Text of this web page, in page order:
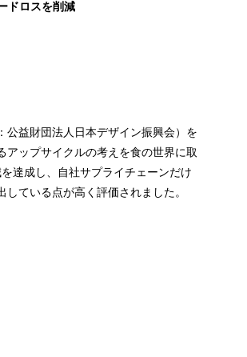
ドロスを削減
公益財団法人日本デザイン振興会）を
ップサイクルの考えを食の世界に取
達成し、自社サプライチェーンだけ
ている点が高く評価されました。